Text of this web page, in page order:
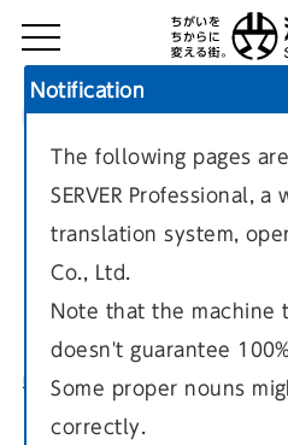
安全管理・安全
Notification
The following pages
SERVER Professional,
translation system,
Co., Ltd.
Note that the machine
doesn't guarantee
Some proper nouns
correctly.